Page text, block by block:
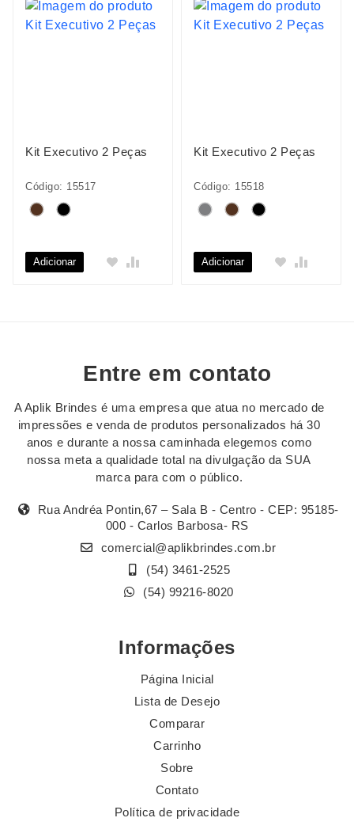
Kit Executivo 2 Peças
Código: 15517
Adicionar
Kit Executivo 2 Peças
Código: 15518
Adicionar
Entre em contato
A Aplik Brindes é uma empresa que atua no mercado de
impressões e venda de produtos personalizados há 30
anos e durante a nossa caminhada elegemos como
nossa meta a qualidade total na divulgação da SUA
marca para com o público.
Rua Andréa Pontin,67 – Sala B - Centro - CEP: 95185-
000 - Carlos Barbosa- RS
comercial@aplikbrindes.com.br
(54) 3461-2525
(54) 99216-8020
Informações
Página Inicial
Lista de Desejo
Comparar
Carrinho
Sobre
Contato
Política de privacidade